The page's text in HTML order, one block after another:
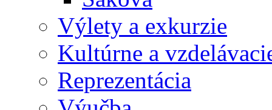
Výlety a exkurzie
Kultúrne a
Reprezentácia